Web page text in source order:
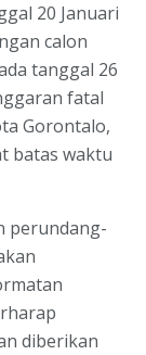
20 Januari
calon
tanggal 26
fatal
Gorontalo,
batas waktu
perundang-
diberikan